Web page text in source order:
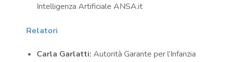
Intelligenza Artificiale ANSA.it
Relatori
Carla Garlatti: Autorità Garante per l’Infanzia